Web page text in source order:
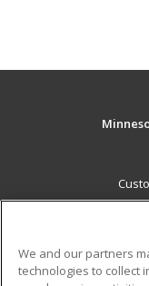
Career Training
We and our partners
technologies to collect